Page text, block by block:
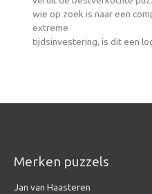
wie op zoek is naar een
extreme
tijdsinvestering, is dit een
Merken puzzels
Jan van Haasteren